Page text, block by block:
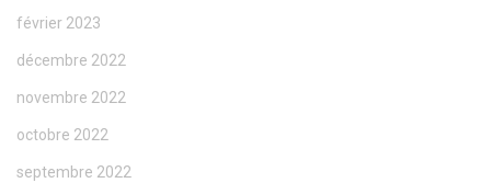
février 2023
décembre 2022
novembre 2022
octobre 2022
septembre 2022